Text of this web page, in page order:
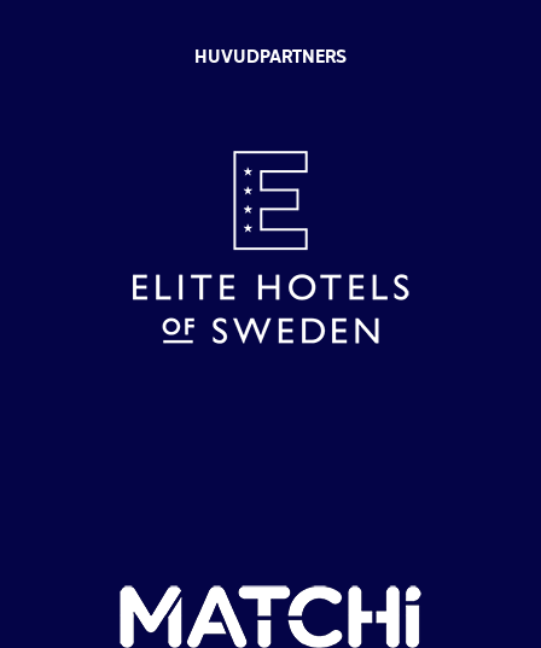
HUVUDPARTNERS